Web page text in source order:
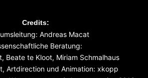
Credits:
Andreas Macat
Beratung:
Beate te Kloot, Miriam Schmalhaus
Artdirection und Animation: xkopp